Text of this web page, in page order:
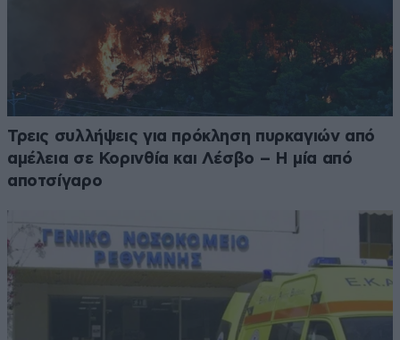
Τρεις συλλήψεις για πρόκληση πυρκαγιών από
αμέλεια σε Κορινθία και Λέσβο – Η μία από
αποτσίγαρο